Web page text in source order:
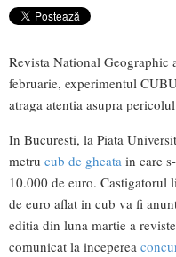
Revista National
februarie, experimentul
atraga atentia asupra
In Bucuresti, la Piata
metru cub de gheata in care
10.000 de euro.
de euro aflat in cub va fi
editia din luna martie a
comunicat la inceperea